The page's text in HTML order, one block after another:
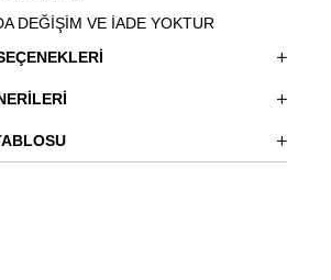
DEĞİŞİM VE İADE YOKTUR